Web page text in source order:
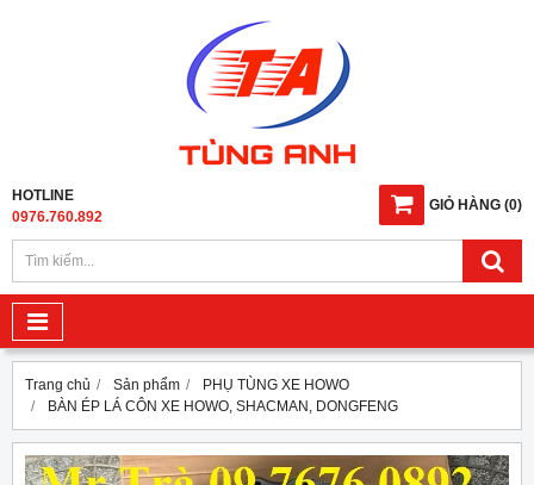
GIỎ HÀNG (0)
HOTLINE
0976.760.892
Trang chủ Sản phẩm
PHỤ TÙNG XE HOWO
BÀN ÉP LÁ CÔN XE HOWO, SHACMAN, DONGFENG